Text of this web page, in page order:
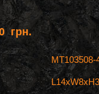
грн.
MT103508-